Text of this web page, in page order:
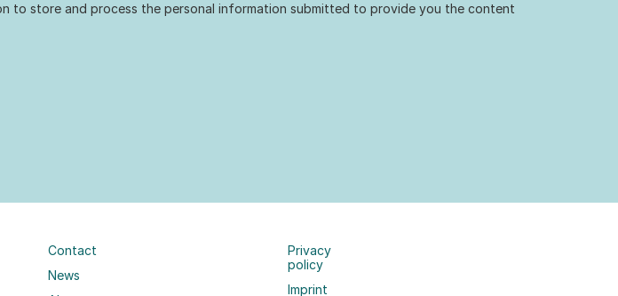
to store and process the personal information submitted to provide you the content
Contact
News
Privacy
policy
Imprint